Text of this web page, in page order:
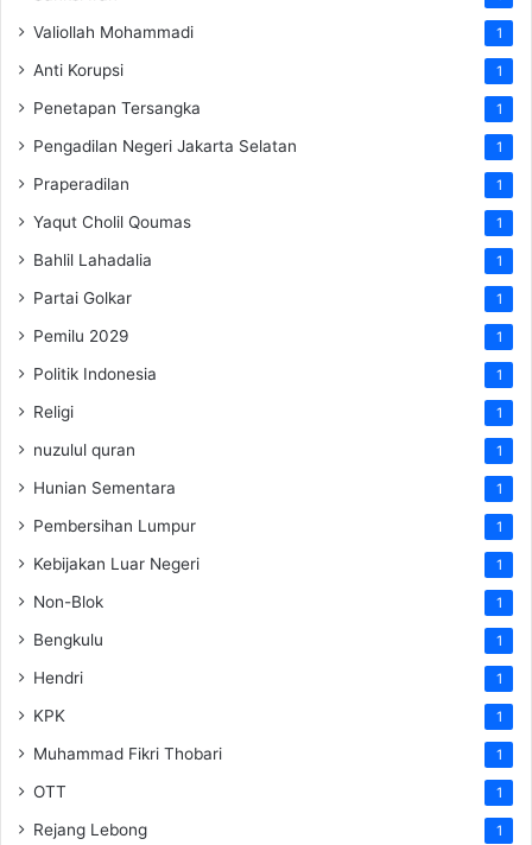
Valiollah Mohammadi 1
Anti Korupsi 1
Penetapan Tersangka 1
Pengadilan Negeri Jakarta Selatan 1
Praperadilan 1
Yaqut Cholil Qoumas 1
Bahlil Lahadalia 1
Partai Golkar 1
Pemilu 2029 1
Politik Indonesia 1
Religi 1
nuzulul quran 1
Hunian Sementara 1
Pembersihan Lumpur 1
Kebijakan Luar Negeri 1
Non-Blok 1
Bengkulu 1
Hendri 1
KPK 1
Muhammad Fikri Thobari 1
OTT 1
Rejang Lebong 1